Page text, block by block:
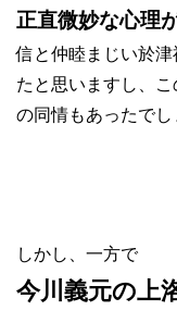
正直微妙な心理
信と仲睦まじい於
たと思いますし、
の同情もあったでし
しかし、一方で
今川義元の上